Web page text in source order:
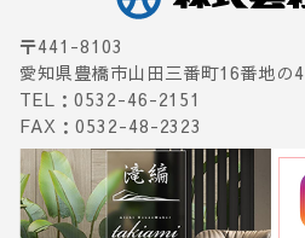
ョ
ン
〒441-8103
愛知県豊橋市山田三番町16番地の4
TEL：0532-46-2151
FAX：0532-48-2323